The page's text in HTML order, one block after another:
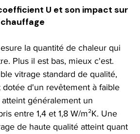
U et son impact sur
la quantité de chaleur qui
Plus il est bas, mieux c'est.
vitrage standard de qualité,
d'un revêtement à faible
atteint généralement un
entre 1,4 et 1,8 W/m²K. Une
de haute qualité atteint quant